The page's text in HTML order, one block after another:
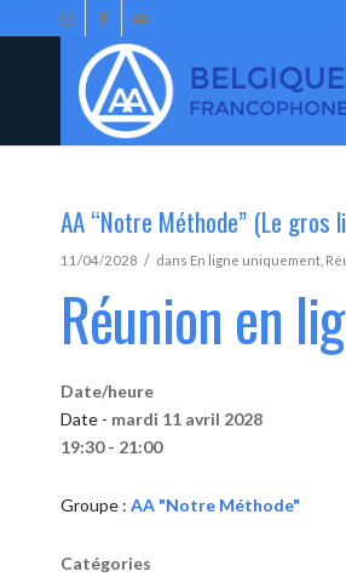
AA “Notre Méthode” (Le gros
11/04/2028 / dans En ligne uniquement
Réunion en
Date/heure
Date - mardi 11 avril 2028
19:30 - 21:00
Groupe : AA "Notre Méthode"
Catégories